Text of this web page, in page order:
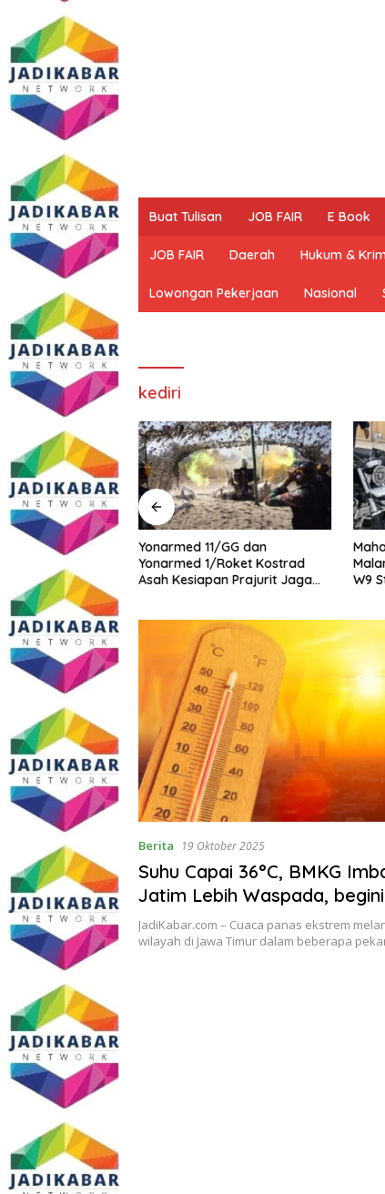
Buat Tulisan JOB FAIR E Book
JOB FAIR Daerah Hukum &
Lowongan Pekerjaan Nasional
kediri
Wartawan
Gedung,
SMAN 1
DPD IWOI
Yonarmed 11/GG dan
Yonarmed 1/Roket Kostrad
Asah Kesiapan Prajurit Jaga
W9
Berita 19 Oktober 2025
Suhu Capai 36°C, BMKG
Jatim Lebih Waspada, begini
selengkapnya!!!
JadiKabar.com – Cuaca panas ekstrem
wilayah di Jawa Timur dalam beberapa